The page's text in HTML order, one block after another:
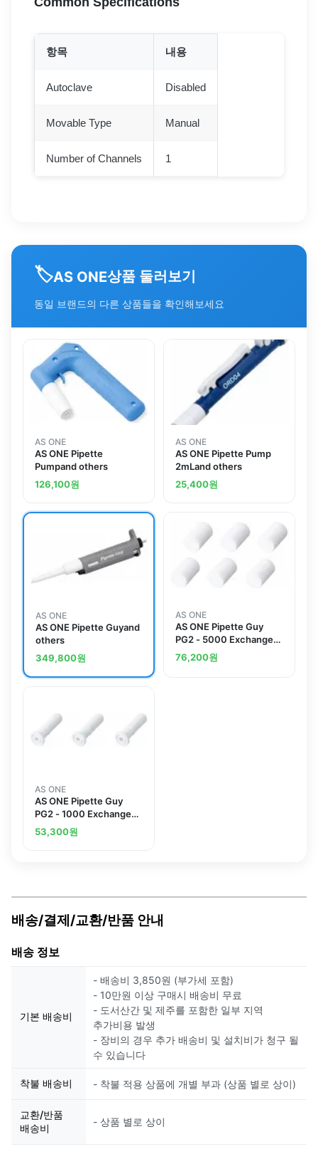
항목 내용
Autoclave Disabled
Movable Type Manual
Number of Channels 1
🏷️AS ONE상품 둘러보기
동일 브랜드의 다른 상품들을 확인해보세요
AS ONE
AS ONE Pipette
Pumpand others
126,100원
AS ONE
AS ONE Pipette Pump
2mLand others
25,400원
AS ONE
AS ONE Pipette Guyand
others
349,800원
AS ONE
AS ONE Pipette Guy
PG2 - 5000 Exchange
Filter 100 Pcs OK-NX-
065000
76,200원
AS ONE
AS ONE Pipette Guy
PG2 - 1000 Exchange
Filter 10 Pcs OK-NX-
061000
53,300원
배송/결제/교환/반품 안내
배송 정보
기본 배송비
- 배송비 3,850원 (부가세 포함)
- 10만원 이상 구매시 배송비 무료
- 도서산간 및 제주를 포함한 일부 지역
추가비용 발생
- 장비의 경우 추가 배송비 및 설치비가 청구 될
수 있습니다
착불 배송비 - 착불 적용 상품에 개별 부과 (상품 별로 상이)
교환/반품
배송비
- 상품 별로 상이